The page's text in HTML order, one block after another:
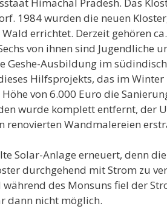
1984 wurden die neuen
errichtet. Derzeit gehören
von ihnen sind Jugendliche
Geshe-Ausbildung im
Hilfsprojekts, das im
von 6.000 Euro die
wurde komplett entfernt, der
renovierten Wandmalereien
Solar-Anlage erneuert, denn
durchgehend mit Strom zu
des Monsuns fiel der
dann nicht möglich.